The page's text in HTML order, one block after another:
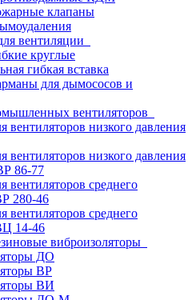
клапаны
вентиляции
круглые
гибкая вставка
для дымососов и
вентиляторов
вентиляторов низкого давления
вентиляторов низкого давления
86-77
вентиляторов среднего
280-46
вентиляторов среднего
14-46
виброизоляторы
ДО
ВР
ВИ